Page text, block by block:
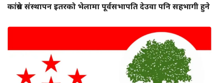
कांग्रेस संस्थापन इतरको भेलामा पूर्वसभापति देउवा पनि सहभागी हुने